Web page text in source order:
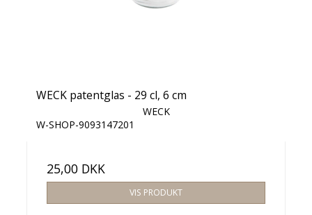
WECK patentglas - 29 cl, 6 cm
WECK
W-SHOP-9093147201
25,00 DKK
VIS PRODUKT